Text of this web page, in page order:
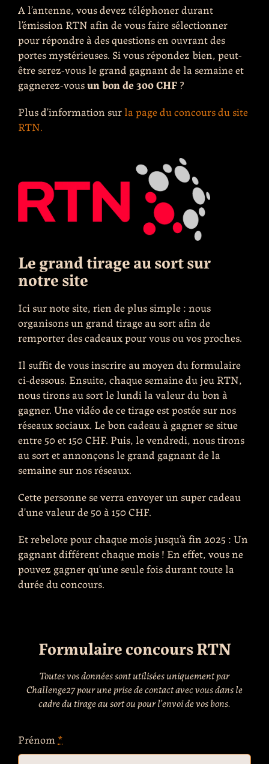
A l’antenne, vous devez téléphoner durant
l’émission RTN afin de vous faire sélectionner
pour répondre à des questions en ouvrant des
portes mystérieuses. Si vous répondez bien, peut-
être serez-vous le grand gagnant de la semaine et
gagnerez-vousun bon de 300 CHF?
Plus d’information surla page du concours du site
RTN.
Le grand tirage au sort sur
notre site
Ici sur note site, rien de plus simple : nous
organisons un grand tirage au sort afin de
remporter des cadeaux pour vous ou vos proches.
Il suffit de vous inscrire au moyen du formulaire
ci-dessous. Ensuite, chaque semaine du jeu RTN,
nous tirons au sort le lundi la valeur du bon à
gagner. Une vidéo de ce tirage est postée sur nos
réseaux sociaux. Le bon cadeau à gagner se situe
entre 50 et 150 CHF. Puis, le vendredi, nous tirons
au sort et annonçons le grand gagnant de la
semaine sur nos réseaux.
Cette personne se verra envoyer un super cadeau
d’une valeur de 50 à 150 CHF.
Et rebelote pour chaque mois jusqu’à fin 2025 : Un
gagnant différent chaque mois ! En effet, vous ne
pouvez gagner qu’une seule fois durant toute la
durée du concours.
Formulaire concours RTN
Toutes vos données sont utilisées uniquement par
Challenge27 pour une prise de contact avec vous dans le
cadre du tirage au sort ou pour l’envoi de vos bons.
Prénom *